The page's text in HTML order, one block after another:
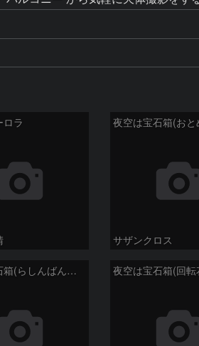
ラ
サザンクロス
夜空は宝石箱(らしんばん座 NGC2613) Seestar50